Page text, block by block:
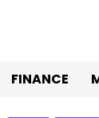
FINANCE